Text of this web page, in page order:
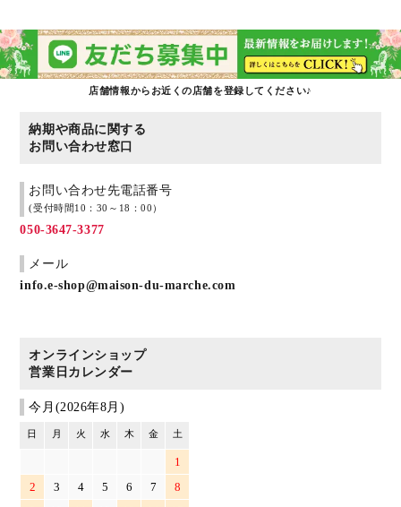
店舗情報からお近くの店舗を登録してください♪
納期や商品に関する
お問い合わせ窓口
お問い合わせ先電話番号
(受付時間10：30～18：00）
050-3647-3377
メール
info.e-shop@maison-du-marche.com
オンラインショップ
営業日カレンダー
今月(2026年8月)
日 月 火 水 木 金 土
1
2
3 4 5 6 7
8